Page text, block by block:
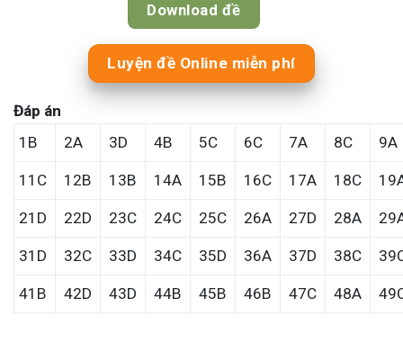
Download đề
Luyện đề Online miễn phí
Đáp án
1B
2A 3D 4B 5C 6C 7A 8C 9A
11C 12B 13B 14A 15B 16C 17A 18C
21D 22D 23C 24C 25C 26A 27D 28A
31D 32C 33D 34C 35D 36A 37D 38C
41B 42D 43D 44B 45B 46B 47C 48A